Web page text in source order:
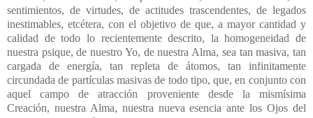
sentimientos, de virtudes, de actitudes trascendentes, de legados
inestimables, etcétera, con el objetivo de que, a mayor cantidad y
calidad de todo lo recientemente descrito, la homogeneidad de
nuestra psique, de nuestro Yo, de nuestra Alma, sea tan masiva, tan
cargada de energía, tan repleta de átomos, tan infinitamente
circundada de partículas masivas de todo tipo, que, en conjunto con
aquel campo de atracción proveniente desde la mismísima
Creación, nuestra Alma, nuestra nueva esencia ante los Ojos del